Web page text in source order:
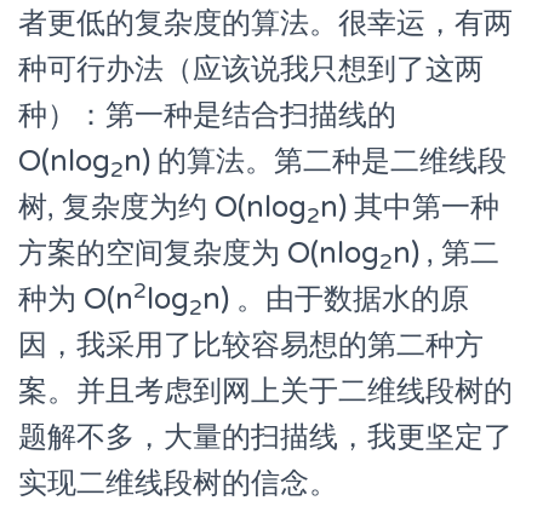
者更低的复杂度的算法。很幸运，有两
种可行办法（应该说我只想到了这两
种）：第一种是结合扫描线的
O(nlog2n) 的算法。第二种是二维线段
树, 复杂度为约 O(nlog2n) 其中第一种
方案的空间复杂度为 O(nlog2n) , 第二
种为 O(n2log2n) 。由于数据水的原
因，我采用了比较容易想的第二种方
案。并且考虑到网上关于二维线段树的
题解不多，大量的扫描线，我更坚定了
实现二维线段树的信念。